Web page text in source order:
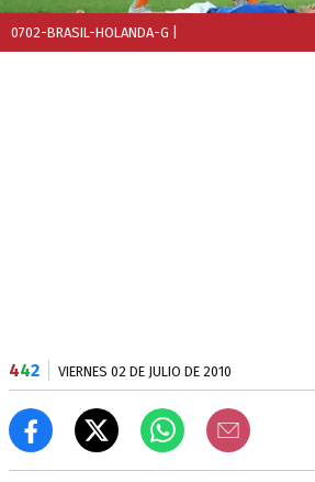
0702-BRASIL-HOLANDA-G
442 VIERNES 02 DE JULIO DE 2010